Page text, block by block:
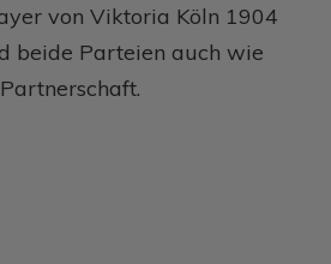
von Viktoria Köln 1904
beide Parteien auch wie